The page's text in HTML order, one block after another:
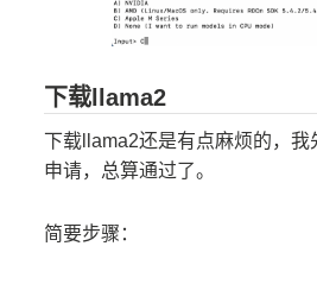
下载llama2
下载llama2还是有点麻烦的，我
申请，总算通过了。
简要步骤：